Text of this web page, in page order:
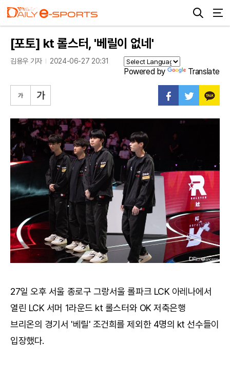
[포토] kt 롤스터, '베릴이 없네'
김용우 기자 2024-06-27 20:31
Powered by Translate
27일 오후 서울 종로구 그랑서울 롤파크 LCK 아레나에서
열린 LCK 서머 1라운드 kt 롤스터와 OK 저축은행
브리온의 경기서 '베릴' 조건희를 제외한 4명의 kt 선수들이
입장했다.